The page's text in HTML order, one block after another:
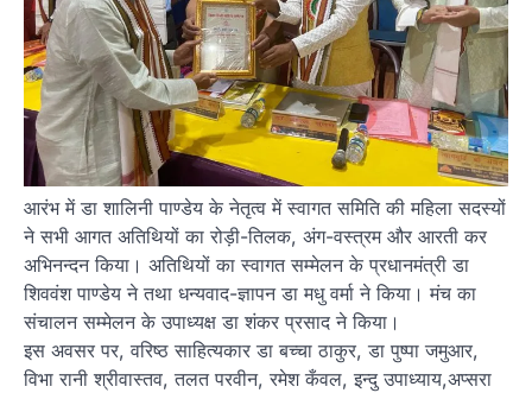
आरंभ में डा शालिनी पाण्डेय के नेतृत्व में स्वागत समिति की महिला सदस्यों
ने सभी आगत अतिथियों का रोड़ी-तिलक, अंग-वस्त्रम और आरती कर
अभिनन्दन किया। अतिथियों का स्वागत सम्मेलन के प्रधानमंत्री डा
शिववंश पाण्डेय ने तथा धन्यवाद-ज्ञापन डा मधु वर्मा ने किया। मंच का
संचालन सम्मेलन के उपाध्यक्ष डा शंकर प्रसाद ने किया।
इस अवसर पर, वरिष्ठ साहित्यकार डा बच्चा ठाकुर, डा पुष्पा जमुआर,
विभा रानी श्रीवास्तव, तलत परवीन, रमेश कँवल, इन्दु उपाध्याय,अप्सरा